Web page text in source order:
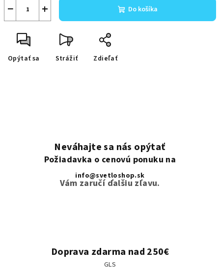
+
− Do košíka
Opýtať sa Strážiť Zdieľať
Neváhajte sa nás opýtať
Požiadavka o cenovú ponuku na
info@svetloshop.sk
Vám zaručí ďalšiu zľavu.
Doprava zdarma nad 250€
GLS